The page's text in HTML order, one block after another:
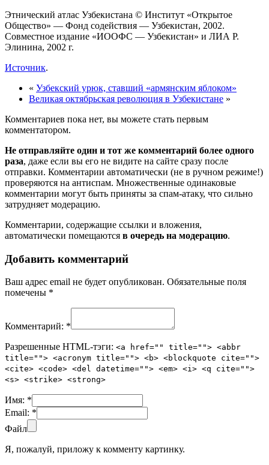
Этнический атлас Узбекистана © Институт «Открытое
Общество» — Фонд содействия — Узбекистан, 2002.
Совместное издание «ИООФС — Узбекистан» и ЛИА Р.
Элинина, 2002 г.
Источник.
« Узбекский урюк, ставший «армянским яблоком»
Великая октябрьская революция в Узбекистане »
Комментариев пока нет, вы можете стать первым
комментатором.
Не отправляйте один и тот же комментарий более одного
раза, даже если вы его не видите на сайте сразу после
отправки. Комментарии автоматически (не в ручном режиме!)
проверяются на антиспам. Множественные одинаковые
комментарии могут быть приняты за спам-атаку, что сильно
затрудняет модерацию.
Комментарии, содержащие ссылки и вложения,
автоматически помещаются в очередь на модерацию.
Добавить комментарий
Ваш адрес email не будет опубликован. Обязательные поля
помечены *
Комментарий: *
Разрешенные HTML-тэги: <a href="" title=""> <abbr
title=""> <acronym title=""> <b> <blockquote cite="">
<cite> <code> <del datetime=""> <em> <i> <q cite="">
<s> <strike> <strong>
Имя: *
Email: *
Файл
Я, пожалуй, приложу к комменту картинку.